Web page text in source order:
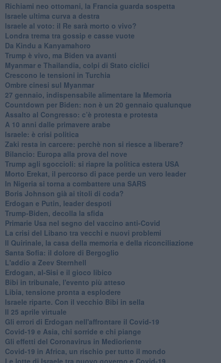
Richiami neo ottomani, la Francia guarda sospetta
Israele ultima curva a destra
Israele al voto: il Re sarà morto o vivo?
Londra trema tra gossip e casse vuote
Da Kindu a Kanyamahoro
Trump è vivo, ma Biden va avanti
Myanmar e Thailandia, colpi di Stato ciclici
Crescono le tensioni in Turchia
Ombre cinesi sul Myanmar
27 gennaio, indispensabile alimentare la Memoria
Countdown per Biden: non è un 20 gennaio qualunque
Assalto al Congresso: c’è protesta e protesta
A 10 anni dalle primavere arabe
Israele: è crisi politica
Zaki resta in carcere: perchè non si riesce a liberare?
Bilancio: Europa alla prova del nove
Trump agli sgoccioli: si riapre la politica estera USA
Morto Erekat, il percorso di pace perde un vero leader
In Nigeria si torna a combattere una SARS
Boris Johnson già ai titoli di coda?
Erdogan e Putin, leader despoti
Trump-Biden, decolla la sfida
Primarie Usa nel segno del vaccino anti-Covid
La crisi del Libano tra vecchi e nuovi problemi
Il Quirinale, la casa della memoria e della riconciliazione
Santa Sofia: il dolore di Bergoglio
L'addio a ​Zeev Sternhell
Erdogan, al-Sisi e il gioco libico
Bibi in tribunale, l'evento più atteso
Libia, tensione pronta a esplodere
Israele riparte. Con il vecchio Bibi in sella
Il 25 aprile virtuale
Gli errori di Erdogan nell'affrontare il Covid-19
Covid-19 e Asia, chi sorride e chi piange
Gli effetti del Coronavirus in Medioriente
Covid-19 in Africa, un rischio per tutto il mondo
Le lotte di Israele tra nuovo governo e Covid-19